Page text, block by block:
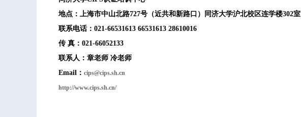
地点：上海市中山北路727号（近共和新路口）同济大学沪北校区连学楼302室
联系电话： 021-66531613 66531613 28610016
传 真： 021-66052133
联系人：章老师 冷老师
Email ： cips@cips.sh.cn
http://www.cips.sh.cn/